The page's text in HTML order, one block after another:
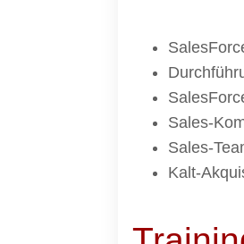
Sales-
Sales-
Kalt-